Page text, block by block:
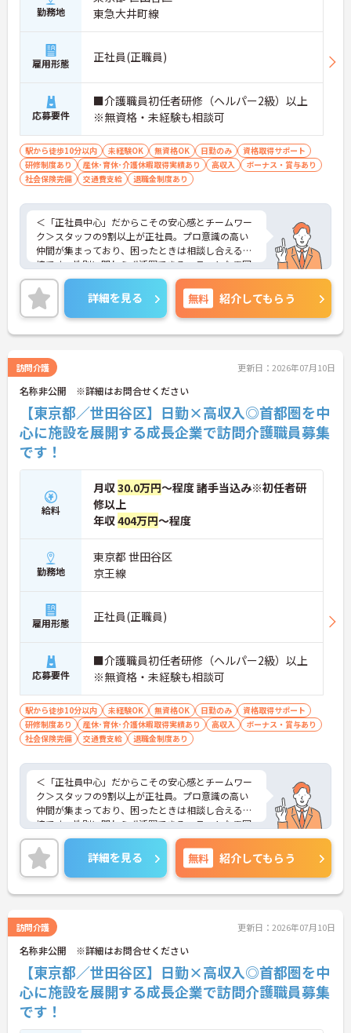
勤務地
東急大井町線
雇用形態 正社員(正職員)
応募要件
■介護職員初任者研修（ヘルパー2級）以上
※無資格・未経験も相談可
駅から徒歩10分以内 未経験OK 無資格OK 日勤のみ
資格取得サポート
研修制度あり
産休･育休･介護休暇取得実績あり 高収入
ボーナス・賞与あり
社会保険完備
交通費支給 退職金制度あり
＜「正社員中心」だからこその安心感とチームワー
ク＞スタッフの9割以上が正社員。プロ意識の高い
仲間が集まっており、困ったときは相談し合える環
境です。性別に関わらず活躍できるフラットな雰囲
気があります。
＜電動自転車でラクラク移動！身体への負担を軽減
＞会社から1人1台、専用の電動自転車が支給されま
す（一部例外あり）。お客様のご自宅への移動が快
適になるだけでなく、貸与された自転車での通勤も
合えます。
＜頑張りがしっかり給与に反映される仕組み＞「社
員を大事にする」をモットーに、業界トップクラス
の給与水準を目指しています。賞与は年2回あり、資
格手当や土日出勤手当も充実。キャリアパスも明確
で、管理者へのステップアップなど、頑張りに応じ
て収入もやりがいもアップします。
詳細を見る 無料 紹介してもらう
訪問介護 更新日：2026年07月10日
名称非公開 ※詳細はお問合せください
【東京都／世田谷区】日勤×高収入◎首都圏を中
心に施設を展開する成長企業で訪問介護職員募集
です！
給料
月収30.0万円～程度 諸手当込み※初任者研
修以上
年収404万円～程度
勤務地
東京都 世田谷区
京王線
雇用形態 正社員(正職員)
応募要件
■介護職員初任者研修（ヘルパー2級）以上
※無資格・未経験も相談可
駅から徒歩10分以内 未経験OK 無資格OK 日勤のみ
資格取得サポート
研修制度あり
産休･育休･介護休暇取得実績あり 高収入
ボーナス・賞与あり
社会保険完備
交通費支給 退職金制度あり
＜「正社員中心」だからこその安心感とチームワー
ク＞スタッフの9割以上が正社員。プロ意識の高い
仲間が集まっており、困ったときは相談し合える環
境です。性別に関わらず活躍できるフラットな雰囲
気があります。
＜電動自転車でラクラク移動！身体への負担を軽減
＞会社から1人1台、専用の電動自転車が支給されま
す（一部例外あり）。お客様のご自宅への移動が快
適になるだけでなく、貸与された自転車での通勤も
合えます。
＜頑張りがしっかり給与に反映される仕組み＞「社
員を大事にする」をモットーに、業界トップクラス
の給与水準を目指しています。賞与は年2回あり、資
格手当や土日出勤手当も充実。キャリアパスも明確
で、管理者へのステップアップなど、頑張りに応じ
て収入もやりがいもアップします。
詳細を見る 無料 紹介してもらう
訪問介護 更新日：2026年07月10日
名称非公開 ※詳細はお問合せください
【東京都／世田谷区】日勤×高収入◎首都圏を中
心に施設を展開する成長企業で訪問介護職員募集
です！